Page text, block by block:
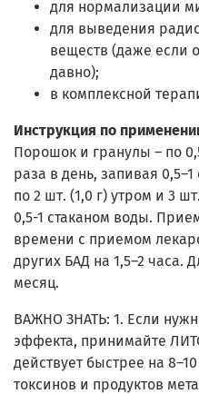
для нормализации
для выведения
веществ (даже если
давно);
в комплексной
Инструкция по
Порошок и гранулы – по
раза в день, запивая
по 2 шт. (1,0 г) утром и 3
0,5-1 стаканом воды.
времени с приемом
других БАД на 1,5–2 часа.
месяц.
ВАЖНО ЗНАТЬ: 1. Если
эффекта, принимайте
действует быстрее на
токсинов и продуктов